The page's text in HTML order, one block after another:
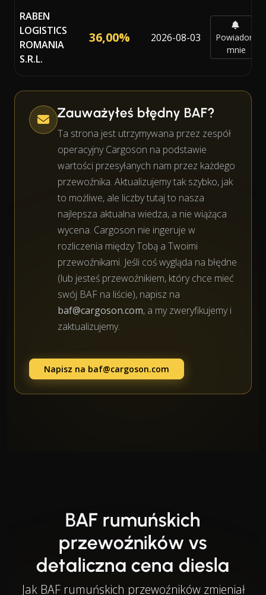
RABEN
LOGISTICS
ROMANIA
S.R.L.
36,00% 2026-08-03
Powiadom
mnie
Zauważyłeś błędny BAF?
Ta strona jest utrzymywana przez zespół
operacyjny Cargoson na podstawie
wartości przesyłanych nam przez każdego
przewoźnika. Aktualizujemy tak szybko, jak
to możliwe, ale liczby tutaj to nasza
najlepsza aktualna wiedza, a nie wiążąca
wycena. Cargoson nie ingeruje w
rozliczenia między Tobą a Twoimi
przewoźnikami. Jeśli coś wygląda na błędne
(lub jesteś przewoźnikiem, który chce mieć
swój BAF na liście), napisz na
baf@cargoson.com, a my zweryfikujemy i
zaktualizujemy.
Napisz na baf@cargoson.com
BAF rumuńskich
przewoźników vs
detaliczna cena diesla
Jak BAF rumuńskich przewoźników zmieniał